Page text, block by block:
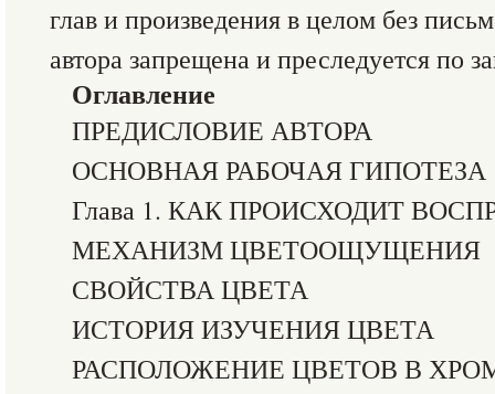
глав и произведения в целом без
автора запрещена и преследуется по
Оглавление
ПРЕДИСЛОВИЕ АВТОРА
ОСНОВНАЯ РАБОЧАЯ ГИПОТЕЗА
Глава 1. КАК ПРОИСХОДИТ
МЕХАНИЗМ ЦВЕТООЩУЩЕНИЯ
СВОЙСТВА ЦВЕТА
ИСТОРИЯ ИЗУЧЕНИЯ ЦВЕТА
РАСПОЛОЖЕНИЕ ЦВЕТОВ В